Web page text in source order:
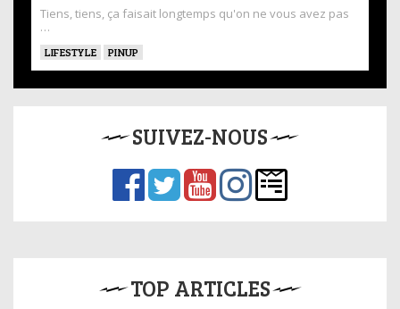
Tiens, tiens, ça faisait longtemps qu'on ne vous avez pas
…
LIFESTYLE PINUP
SUIVEZ-NOUS
TOP ARTICLES